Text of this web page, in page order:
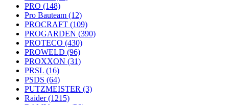
PRO (148)
Pro Bauteam (12)
PROCRAFT (109)
PROGARDEN (390)
PROTECO (430)
PROWELD (96)
PROXXON (31)
PRSL (16)
PSDS (64)
PUTZMEISTER (3)
Raider(1215)